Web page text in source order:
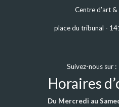
Centre d’art
place du tribunal -
Suivez-nous sur :
Horaires
Du Mercredi au